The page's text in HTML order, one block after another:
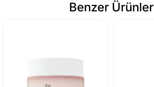
Benzer Ürünler